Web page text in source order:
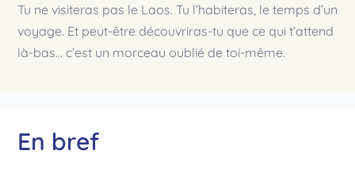
Tu ne visiteras pas le Laos. Tu l’habiteras, le temps d’un
voyage. Et peut-être découvriras-tu que ce qui t’attend
là-bas… c’est un morceau oublié de toi-même.
En bref